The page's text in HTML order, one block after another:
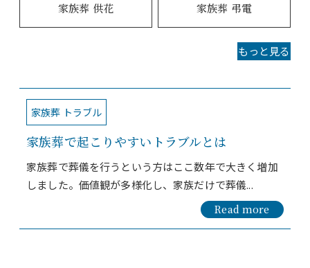
家族葬 供花 家族葬 弔電
もっと見る
家族葬 トラブル
家族葬で起こりやすいトラブルとは
家族葬で葬儀を行うという方はここ数年で大きく増加
しました。価値観が多様化し、家族だけで葬儀...
Read more